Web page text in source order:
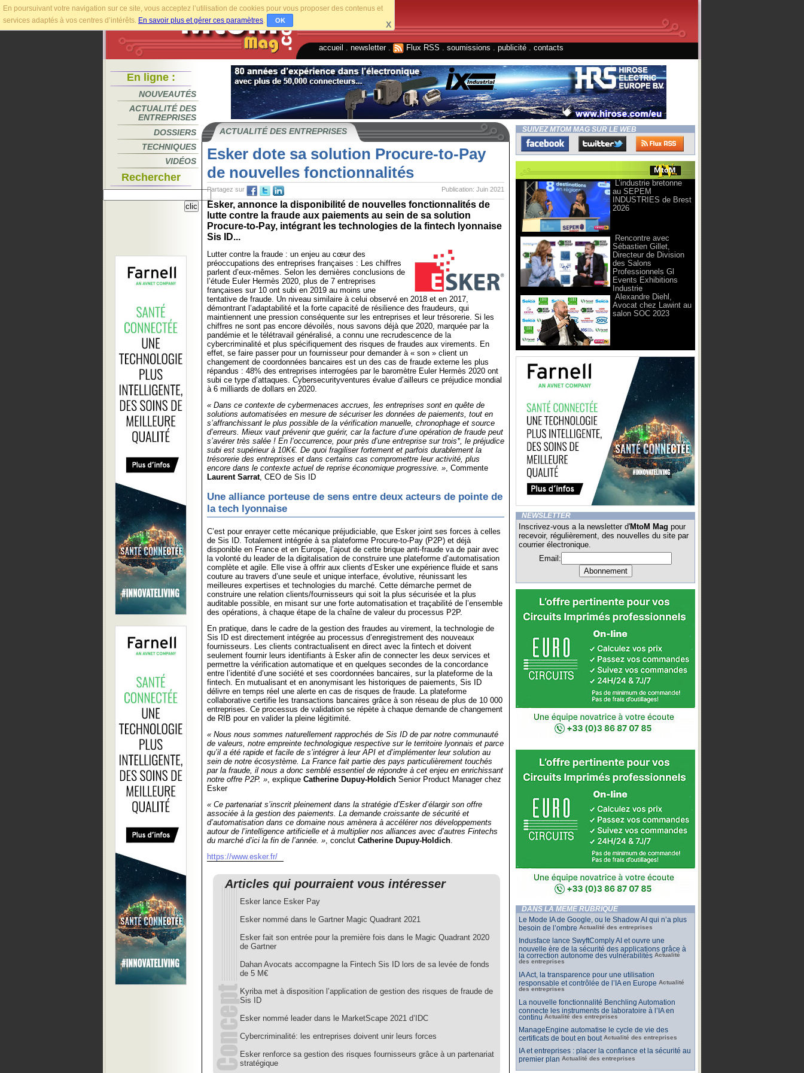
En poursuivant votre navigation sur ce site, vous acceptez l’utilisation de cookies pour vous proposer des contenus et
services adaptés à vos centres d’intérêts. En savoir plus et gérer ces paramètres. OK X
accueil newsletter. Flux RSS soumissions publicité contacts
En ligne :
NOUVEAUTÉS
ACTUALITÉ DES
ENTREPRISES
DOSSIERS
TECHNIQUES
VIDÉOS
Rechercher
ACTUALITÉ DES ENTREPRISES
Esker dote sa solution Procure-to-Pay
de nouvelles fonctionnalités
Publication: Juin 2021
Partagez sur
Esker, annonce la disponibilité de nouvelles fonctionnalités de
lutte contre la fraude aux paiements au sein de sa solution
Procure-to-Pay, intégrant les technologies de la fintech lyonnaise
Sis ID...
Lutter contre la fraude : un enjeu au cœur des
préoccupations des entreprises françaises : Les chiffres
parlent d’eux-mêmes. Selon les dernières conclusions de
l’étude Euler Hermès 2020, plus de 7 entreprises
françaises sur 10 ont subi en 2019 au moins une
tentative de fraude. Un niveau similaire à celui observé en 2018 et en 2017,
démontrant l’adaptabilité et la forte capacité de résilience des fraudeurs, qui
maintiennent une pression conséquente sur les entreprises et leur trésorerie. Si les
chiffres ne sont pas encore dévoilés, nous savons déjà que 2020, marquée par la
pandémie et le télétravail généralisé, a connu une recrudescence de la
cybercriminalité et plus spécifiquement des risques de fraudes aux virements. En
effet, se faire passer pour un fournisseur pour demander à « son » client un
changement de coordonnées bancaires est un des cas de fraude externe les plus
répandus : 48% des entreprises interrogées par le baromètre Euler Hermès 2020 ont
subi ce type d’attaques. Cybersecurityventures évalue d’ailleurs ce préjudice mondial
à 6 milliards de dollars en 2020.
« Dans ce contexte de cybermenaces accrues, les entreprises sont en quête de
solutions automatisées en mesure de sécuriser les données de paiements, tout en
s’affranchissant le plus possible de la vérification manuelle, chronophage et source
d’erreurs. Mieux vaut prévenir que guérir, car la facture d’une opération de fraude peut
s’avérer très salée ! En l’occurrence, pour près d’une entreprise sur trois*, le préjudice
subi est supérieur à 10K€. De quoi fragiliser fortement et parfois durablement la
trésorerie des entreprises et dans certains cas compromettre leur activité, plus
encore dans le contexte actuel de reprise économique progressive. », Commente
Laurent Sarrat, CEO de Sis ID
Une alliance porteuse de sens entre deux acteurs de pointe de
la tech lyonnaise
C’est pour enrayer cette mécanique préjudiciable, que Esker joint ses forces à celles
de Sis ID. Totalement intégrée à sa plateforme Procure-to-Pay (P2P) et déjà
disponible en France et en Europe, l’ajout de cette brique anti-fraude va de pair avec
la volonté du leader de la digitalisation de construire une plateforme d’automatisation
complète et agile. Elle vise à offrir aux clients d’Esker une expérience fluide et sans
couture au travers d’une seule et unique interface, évolutive, réunissant les
meilleures expertises et technologies du marché. Cette démarche permet de
construire une relation clients/fournisseurs qui soit la plus sécurisée et la plus
auditable possible, en misant sur une forte automatisation et traçabilité de l’ensemble
des opérations, à chaque étape de la chaîne de valeur du processus P2P.
En pratique, dans le cadre de la gestion des fraudes au virement, la technologie de
Sis ID est directement intégrée au processus d’enregistrement des nouveaux
fournisseurs. Les clients contractualisent en direct avec la fintech et doivent
seulement fournir leurs identifiants à Esker afin de connecter les deux services et
permettre la vérification automatique et en quelques secondes de la concordance
entre l’identité d’une société et ses coordonnées bancaires, sur la plateforme de la
fintech. En mutualisant et en anonymisant les historiques de paiements, Sis ID
délivre en temps réel une alerte en cas de risques de fraude. La plateforme
collaborative certifie les transactions bancaires grâce à son réseau de plus de 10 000
entreprises. Ce processus de validation se répète à chaque demande de changement
de RIB pour en valider la pleine légitimité.
« Nous nous sommes naturellement rapprochés de Sis ID de par notre communauté
de valeurs, notre empreinte technologique respective sur le territoire lyonnais et parce
qu’il a été rapide et facile de s’intégrer à leur API et d’implémenter leur solution au
sein de notre écosystème. La France fait partie des pays particulièrement touchés
par la fraude, il nous a donc semblé essentiel de répondre à cet enjeu en enrichissant
notre offre P2P. », explique Catherine Dupuy-Holdich Senior Product Manager chez
Esker
« Ce partenariat s’inscrit pleinement dans la stratégie d’Esker d’élargir son offre
associée à la gestion des paiements. La demande croissante de sécurité et
d’automatisation dans ce domaine nous amènera à accélérer nos développements
autour de l’intelligence artificielle et à multiplier nos alliances avec d’autres Fintechs
du marché d’ici la fin de l’année. », conclut Catherine Dupuy-Holdich.
https://www.esker.fr/
Articles qui pourraient vous intéresser
Esker lance Esker Pay
Esker nommé dans le Gartner Magic Quadrant 2021
Esker fait son entrée pour la première fois dans le Magic Quadrant 2020
de Gartner
Dahan Avocats accompagne la Fintech Sis ID lors de sa levée de fonds
de 5 M€
Kyriba met à disposition l’application de gestion des risques de fraude de
Sis ID
Esker nommé leader dans le MarketScape 2021 d’IDC
Cybercriminalité: les entreprises doivent unir leurs forces
Esker renforce sa gestion des risques fournisseurs grâce à un partenariat
stratégique
SUIVEZ MTOM MAG SUR LE WEB
L’industrie bretonne
au SEPEM
INDUSTRIES de Brest
2026
Rencontre avec
Sébastien Gillet,
Directeur de Division
des Salons
Professionnels Gl
Events Exhibitions
Industrie
Alexandre Diehl,
Avocat chez Lawint au
salon SOC 2023
NEWSLETTER
Inscrivez-vous a la newsletter d'MtoM Mag pour
recevoir, régulièrement, des nouvelles du site par
courrier électronique.
Email:
DANS LA MÊME RUBRIQUE
Le Mode IA de Google, ou le Shadow AI qui n’a plus
besoin de l’ombre Actualité des entreprises
Indusface lance SwyftComply AI et ouvre une
nouvelle ère de la sécurité des applications grâce à
la correction autonome des vulnérabilités Actualité
des entreprises
IA Act, la transparence pour une utilisation
responsable et contrôlée de l’IA en Europe Actualité
des entreprises
La nouvelle fonctionnalité Benchling Automation
connecte les instruments de laboratoire à l’IA en
continu Actualité des entreprises
ManageEngine automatise le cycle de vie des
certificats de bout en bout Actualité des entreprises
IA et entreprises : placer la confiance et la sécurité au
premier plan Actualité des entreprises